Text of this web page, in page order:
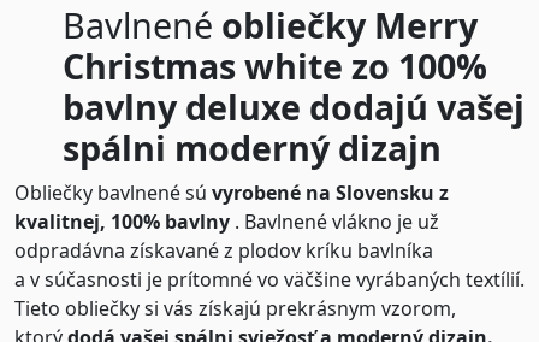
Bavlnené obliečky Merry
Christmas white zo 100%
bavlny deluxe dodajú vašej
spálni moderný dizajn
Obliečky bavlnené sú vyrobené na Slovensku z
kvalitnej, 100% bavlny . Bavlnené vlákno je už
odpradávna získavané z plodov kríku bavlníka
a v súčasnosti je prítomné vo väčšine vyrábaných textílií.
Tieto obliečky si vás získajú prekrásnym vzorom,